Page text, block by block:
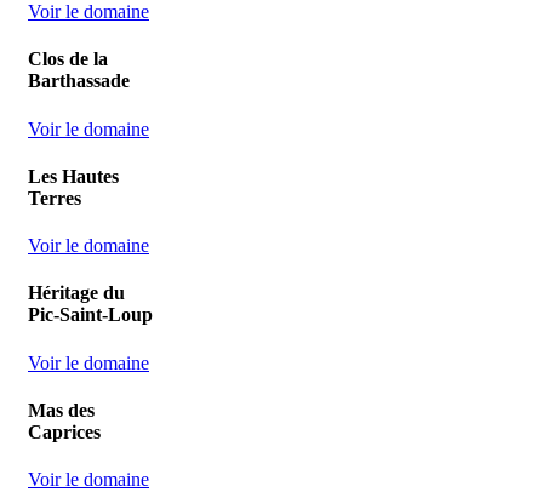
Voir le domaine
Clos de la
Barthassade
Voir le domaine
Les Hautes
Terres
Voir le domaine
Héritage du
Pic-Saint-Loup
Voir le domaine
Mas des
Caprices
Voir le domaine